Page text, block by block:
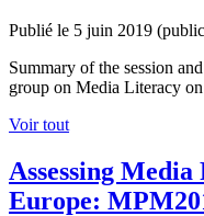
Publié le 5 juin 2019
Summary of the session
group on Media Literacy
Voir tout
Assessing
Europe: